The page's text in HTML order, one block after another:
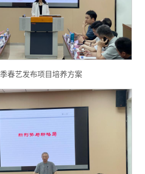
季春艺发布项目培养方案